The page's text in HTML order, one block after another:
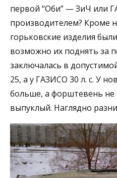
первой “Оби” — ЗиЧ или
производителем? Кроме
горьковские изделия
возможно их поднять за
заключалась в
25, а у ГАЗИСО 30 л. с. У
больше, а форштевень не
выпуклый. Наглядно